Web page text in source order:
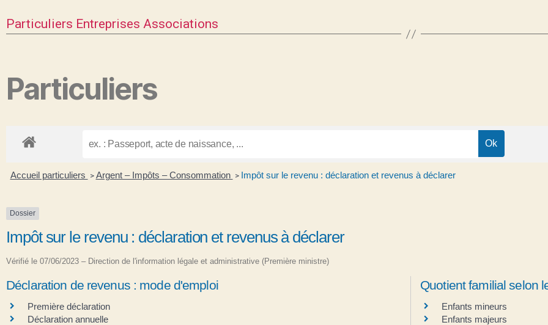
Particuliers Entreprises Associations
Particuliers
Accueil particuliers > Argent – Impôts – Consommation > Impôt sur le revenu : déclaration et revenus à déclarer
Dossier
Impôt sur le revenu : déclaration et revenus à déclarer
Vérifié le 07/06/2023 – Direction de l'information légale et administrative (Première ministre)
Déclaration de revenus : mode d'emploi
Première déclaration
Déclaration annuelle
Quotient familial selon
Enfants mineurs
Enfants majeurs